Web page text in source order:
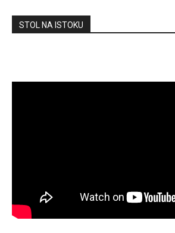
STOL NA ISTOKU